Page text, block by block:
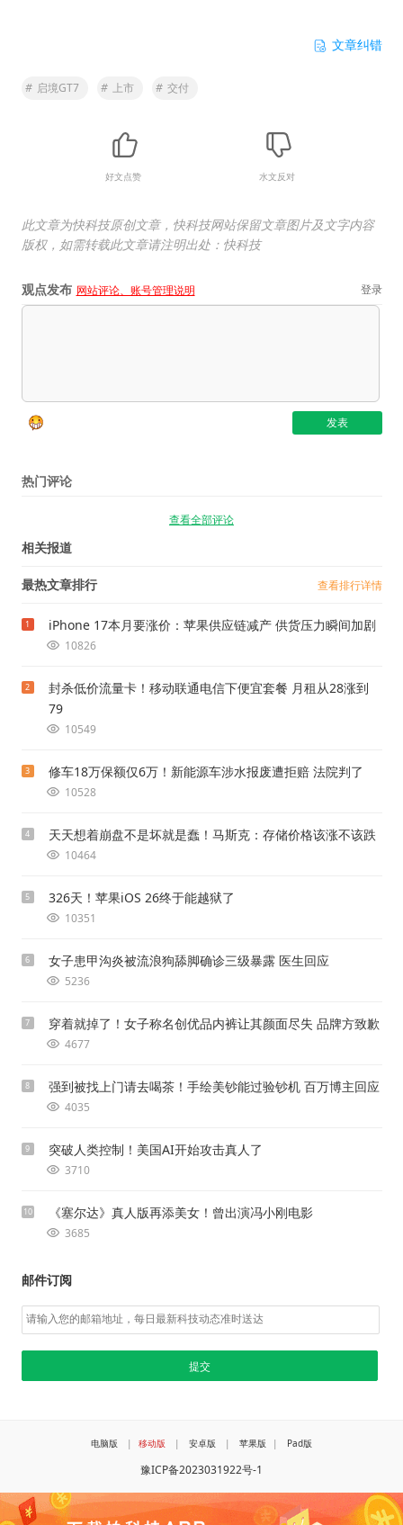
文章纠错
# 启境GT7 # 上市 # 交付
好文点赞 水文反对
此文章为快科技原创文章，快科技网站保留文章图片及文字内容
版权，如需转载此文章请注明出处：快科技
观点发布 网站评论、账号管理说明 登录
热门评论
查看全部评论
相关报道
最热文章排行 查看排行详情
1 iPhone 17本月要涨价：苹果供应链减产 供货压力瞬间加剧
10826
2
封杀低价流量卡！移动联通电信下便宜套餐 月租从28涨到
79
10549
3 修车18万保额仅6万！新能源车涉水报废遭拒赔 法院判了
10528
4 天天想着崩盘不是坏就是蠢！马斯克：存储价格该涨不该跌
10464
5 326天！苹果iOS 26终于能越狱了
10351
6 女子患甲沟炎被流浪狗舔脚确诊三级暴露 医生回应
5236
7 穿着就掉了！女子称名创优品内裤让其颜面尽失 品牌方致歉
4677
8 强到被找上门请去喝茶！手绘美钞能过验钞机 百万博主回应
4035
9 突破人类控制！美国AI开始攻击真人了
3710
10 《塞尔达》真人版再添美女！曾出演冯小刚电影
3685
邮件订阅
电脑版 | 移动版 | 安卓版 | 苹果版 | Pad版
豫ICP备2023031922号-1